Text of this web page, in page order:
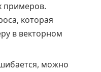
примеров.
которая
в векторном
можно